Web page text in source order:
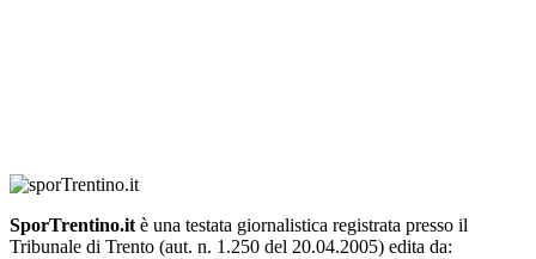
SporTrentino.it è una testata giornalistica registrata presso il
Tribunale di Trento (aut. n. 1.250 del 20.04.2005) edita da: